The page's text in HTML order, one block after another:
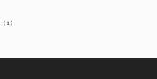
(1)